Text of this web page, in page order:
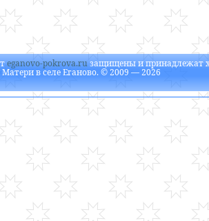
eganovo-pokrova.ruзащищены и принадлежат
в селе Еганово. © 2009 — 2026